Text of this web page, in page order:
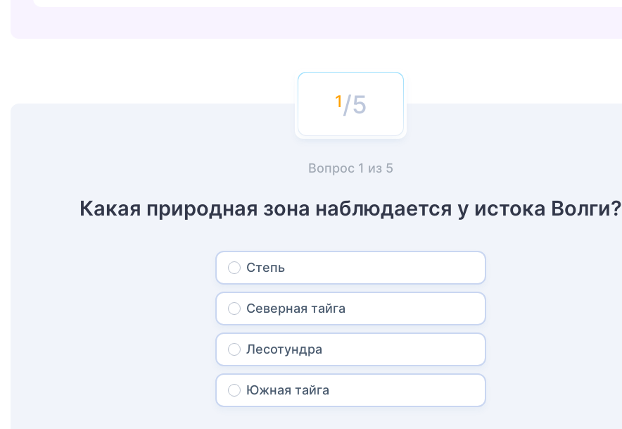
/5
Вопрос 1 из 5
Какая природная зона наблюдается у истока Волги?
Степь
Северная тайга
Лесотундра
Южная тайга